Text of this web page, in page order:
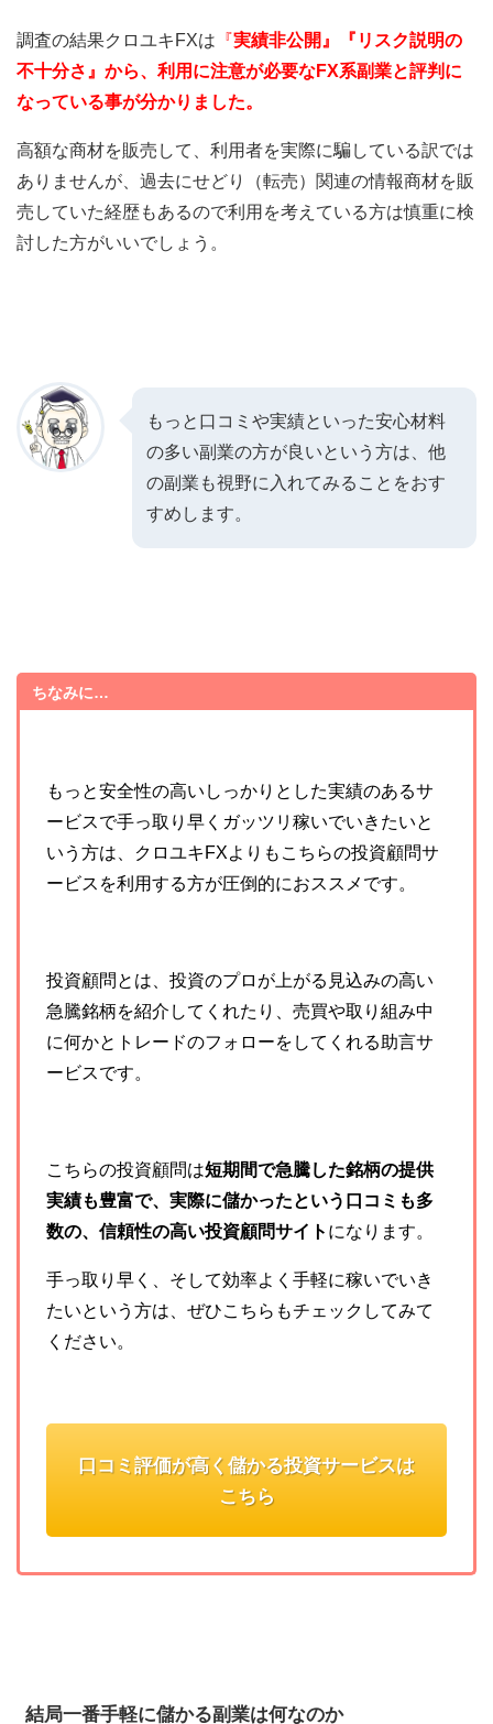
調査の結果クロユキFXは 『実績非公開』『リスク説明の
不十分さ』から、利用に注意が必要なFX系副業と評判に
なっている事が分かりました。
高額な商材を販売して、利用者を実際に騙している訳では
ありませんが、過去にせどり（転売）関連の情報商材を販
売していた経歴もあるので利用を考えている方は慎重に検
討した方がいいでしょう。
もっと口コミや実績といった安心材料
の多い副業の方が良いという方は、他
の副業も視野に入れてみることをおす
すめします。
ちなみに…
もっと安全性の高いしっかりとした実績のあるサ
ービスで手っ取り早くガッツリ稼いでいきたいと
いう方は、クロユキFXよりもこちらの投資顧問サ
ービスを利用する方が圧倒的におススメです。
投資顧問とは、投資のプロが 上がる見込みの高い
急騰銘柄を紹介してくれたり、売買や取り組み中
に何かとトレードのフォローをしてくれる助言サ
ービスです。
こちらの投資顧問は短期間で急騰した銘柄の提供
実績も豊富で、実際に儲かったという口コミも多
数の、信頼性の高い投資顧問サイト になります。
手っ取り早く、そして効率よく手軽に稼いでいき
たいという方は、ぜひこちらもチェックしてみて
ください。
口コミ評価が高く儲かる投資サービスは
こちら
結局一番手軽に儲かる副業は何なのか